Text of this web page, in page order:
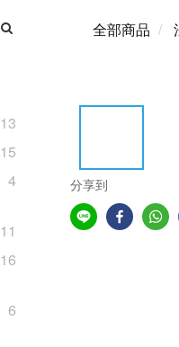
13
15
4
11
16
6
全部商品
分享到